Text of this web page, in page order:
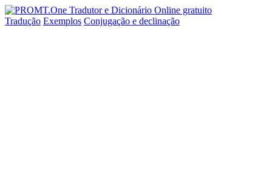
Tradução Exemplos Conjugação e declinação